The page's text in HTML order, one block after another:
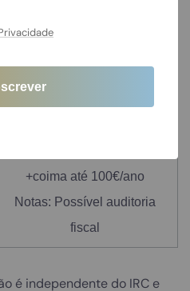
prévia à AT
+coima até 100€/ano
Notas: Possível auditoria
fiscal
é independente do IRC e